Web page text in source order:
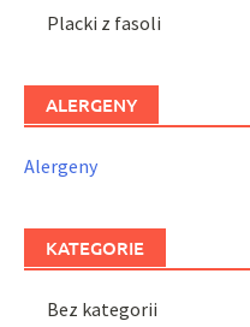
Placki z fasoli
ALERGENY
Alergeny
KATEGORIE
Bez kategorii